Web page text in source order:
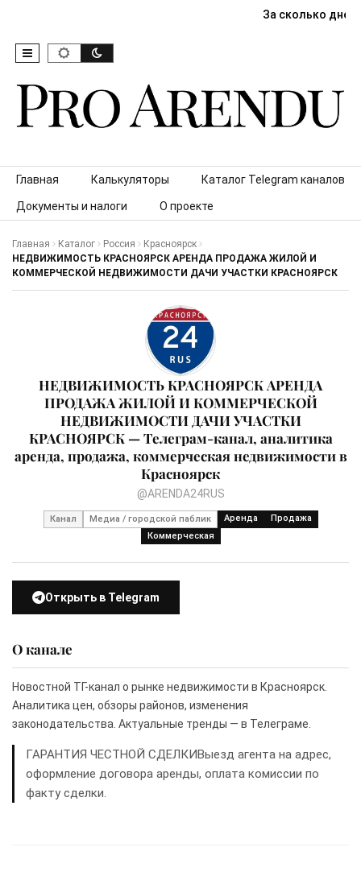
За сколько дней
Skip to content
Главная Калькуляторы Каталог Telegram каналов
Документы и налоги О проекте
Главная Каталог Россия
Красноярск
НЕДВИЖИМОСТЬ КРАСНОЯРСК АРЕНДА ПРОДАЖА ЖИЛОЙ И
КОММЕРЧЕСКОЙ НЕДВИЖИМОСТИ ДАЧИ УЧАСТКИ КРАСНОЯРСК
НЕДВИЖИМОСТЬ КРАСНОЯРСК АРЕНДА
ПРОДАЖА ЖИЛОЙ И КОММЕРЧЕСКОЙ
НЕДВИЖИМОСТИ ДАЧИ УЧАСТКИ
КРАСНОЯРСК — Телеграм-канал, аналитика
аренда, продажа, коммерческая недвижимости в
Красноярск
@ARENDA24RUS
Канал Медиа / городской паблик Аренда
Продажа
Коммерческая
Открыть в Telegram
О канале
Новостной ТГ-канал о рынке недвижимости в Красноярск.
Аналитика цен, обзоры районов, изменения
законодательства. Актуальные тренды — в Телеграме.
ГАРАНТИЯ ЧЕСТНОЙ СДЕЛКИВыезд агента на адрес,
оформление договора аренды, оплата комиссии по
факту сделки.